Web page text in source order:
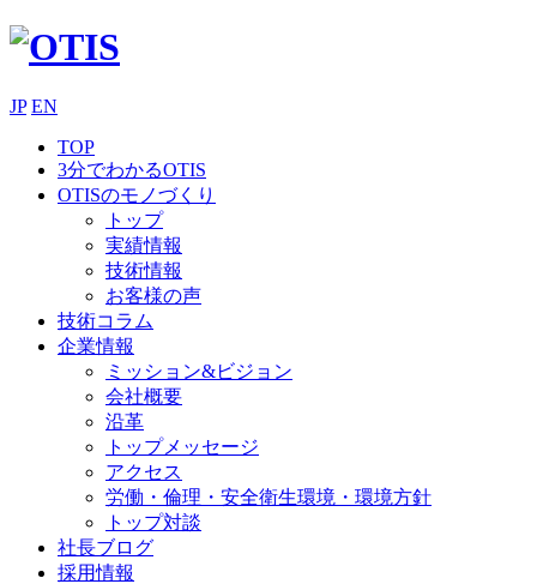
JP EN
TOP
3分でわかるOTIS
OTISのモノづくり
トップ
実績情報
技術情報
お客様の声
技術コラム
企業情報
ミッション&ビジョン
会社概要
沿革
トップメッセージ
アクセス
労働・倫理・安全衛生環境・環境方針
トップ対談
社長ブログ
採用情報